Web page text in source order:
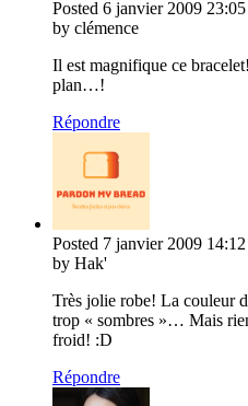
Posted 6 janvier 2009 23:05
by clémence
Il est magnifique ce
plan…!
Répondre
Posted 7 janvier 2009 14:12
by Hak'
Très jolie robe! La couleur
trop « sombres »… Mais
froid! :D
Répondre